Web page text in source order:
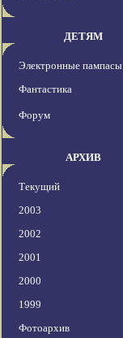
ДЕТЯМ
Электронные пампасы
Фантастика
Форум
АРХИВ
Текущий
2003
2002
2001
2000
1999
Фотоархив